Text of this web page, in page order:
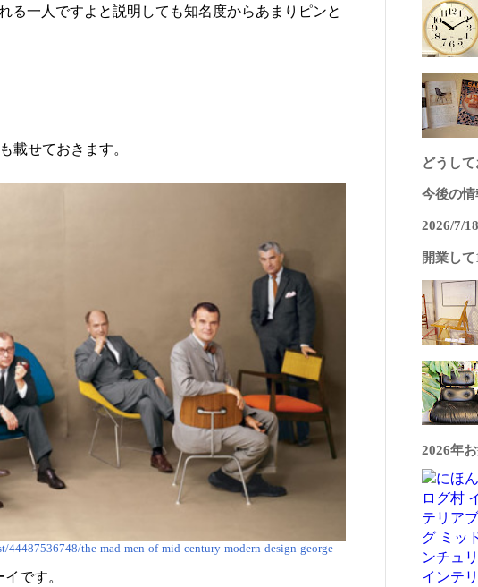
る一人ですよと説明しても知名度からあまりピンと
載せておきます。
44487536748/the-mad-men-of-mid-century-modern-design-george
です。
どうし
今後の
2026/7/
開業し
2026年